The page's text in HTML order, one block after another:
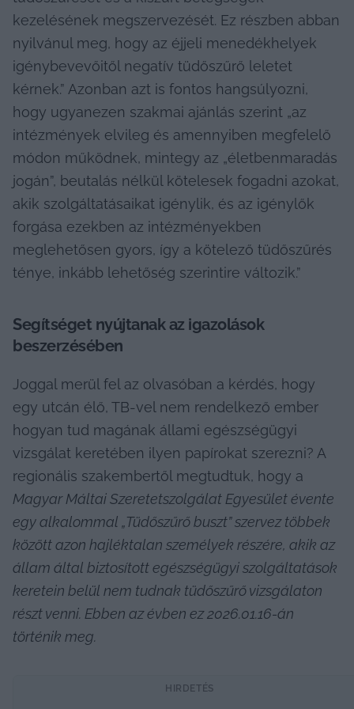
kezelésének megszervezését. Ez részben abban
nyilvánul meg, hogy az éjjeli menedékhelyek
igénybevevőitől negatív tüdőszűrő leletet
kérnek.” Azonban azt is fontos hangsúlyozni,
hogy ugyanezen szakmai ajánlás szerint „az
intézmények elvileg és amennyiben megfelelő
módon működnek, mintegy az „életbenmaradás
jogán”, beutalás nélkül kötelesek fogadni azokat,
akik szolgáltatásaikat igénylik, és az igénylők
forgása ezekben az intézményekben
meglehetősen gyors, így a kötelező tüdőszűrés
ténye, inkább lehetőség szerintire változik.”
Segítséget nyújtanak az igazolások
beszerzésében
Joggal merül fel az olvasóban a kérdés, hogy
egy utcán élő, TB-vel nem rendelkező ember
hogyan tud magának állami egészségügyi
vizsgálat keretében ilyen papírokat szerezni? A
Magyar Máltai Szeretetszolgálat Egyesület évente
egy alkalommal „Tüdőszűrő buszt” szervez többek
között azon hajléktalan személyek részére, akik az
állam által biztosított egészségügyi szolgáltatások
keretein belül nem tudnak tüdőszűrő vizsgálaton
részt venni. Ebben az évben ez 2026.01.16-án
történik meg.
HIRDETÉS